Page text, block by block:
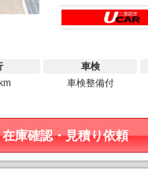
車検
車検整備付
在庫確認・見積り依頼